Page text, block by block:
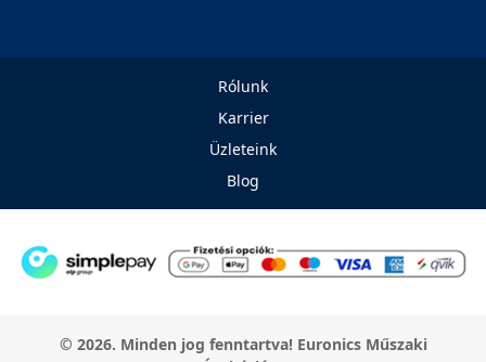
Rólunk
Karrier
Üzleteink
Blog
© 2026. Minden jog fenntartva! Euronics Műszaki